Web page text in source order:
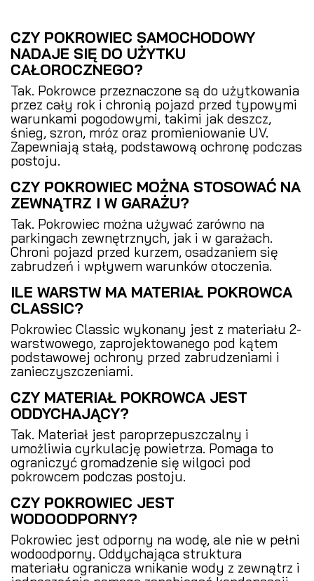
CZY POKROWIEC SAMOCHODOWY
NADAJE SIĘ DO UŻYTKU
CAŁOROCZNEGO?
Tak. Pokrowce przeznaczone są do użytkowania
przez cały rok i chronią pojazd przed typowymi
warunkami pogodowymi, takimi jak deszcz,
śnieg, szron, mróz oraz promieniowanie UV.
Zapewniają stałą, podstawową ochronę podczas
postoju.
CZY POKROWIEC MOŻNA STOSOWAĆ NA
ZEWNĄTRZ I W GARAŻU?
Tak. Pokrowiec można używać zarówno na
parkingach zewnętrznych, jak i w garażach.
Chroni pojazd przed kurzem, osadzaniem się
zabrudzeń i wpływem warunków otoczenia.
ILE WARSTW MA MATERIAŁ POKROWCA
CLASSIC?
Pokrowiec Classic wykonany jest z materiału 2-
warstwowego, zaprojektowanego pod kątem
podstawowej ochrony przed zabrudzeniami i
zanieczyszczeniami.
CZY MATERIAŁ POKROWCA JEST
ODDYCHAJĄCY?
Tak. Materiał jest paroprzepuszczalny i
umożliwia cyrkulację powietrza. Pomaga to
ograniczyć gromadzenie się wilgoci pod
pokrowcem podczas postoju.
CZY POKROWIEC JEST
WODOODPORNY?
Pokrowiec jest odporny na wodę, ale nie w pełni
wodoodporny. Oddychająca struktura
materiału ogranicza wnikanie wody z zewnątrz i